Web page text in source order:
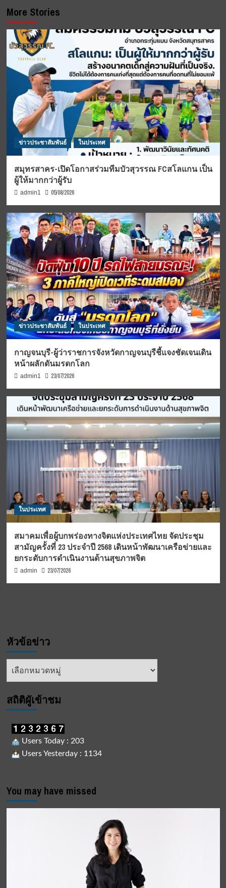
More Stories
ข่าวประชาสัมพันธ์ ในประเทศ
สมุทรสาคร-เปิดโอกาสร่วมทีมบัวสุวรรณ FCสโลแกน เป็น
ผู้ให้มากกว่าผู้รับ
admin1 05/08/2026
ข่าวประชาสัมพันธ์ ในประเทศ
กาญจนบุรี-ผู้ว่าราชการจังหวัดกาญจนบุรีชี้แจงชัดเจนเดิน
หน้าผลักดันมรดกโลก
admin1 23/07/2026
ในประเทศ
สมาคมเพื่อผู้บกพร่องทางจิตแห่งประเทศไทย จัดประชุม
สามัญครั้งที่ 23 ประจำปี 2568 เดินหน้าพัฒนาเครือข่ายและ
ยกระดับการดำเนินงานด้านสุขภาพจิต
admin 23/07/2026
หัวข้อข่าว
หัวข้อ
สถิติผูัเข้าชม
Users Today : 203
Users Yesterday : 1134
You may have missed